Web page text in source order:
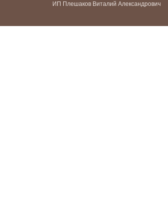
ИП Плешаков Виталий Александрович